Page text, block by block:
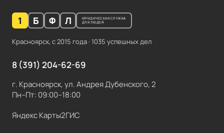
1 Б Ф Л
ЮРИДИЧЕСКАЯ СЛУЖБА
ДЛЯ ЛЮДЕЙ
Красноярск, с2015 года · 1035 успешных дел
8 (391) 204-62-69
г. Красноярск, ул. Андрея Дубенского, 2
Пн–Пт: 09:00–18:00
Яндекс Карты2ГИС